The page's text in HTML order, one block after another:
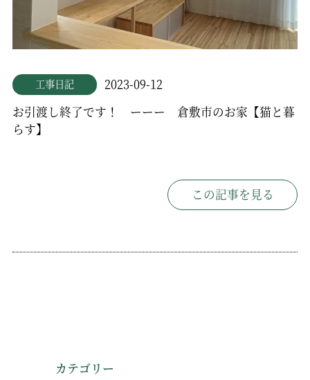
工事日記
2023-09-12
お引渡し終了です！ ーーー 倉敷市のお家【猫と暮
らす】
この記事を見る
カテゴリー